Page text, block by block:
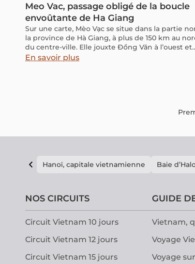
Meo Vac, passage obligé de la boucle
envoûtante de Ha Giang
Sur une carte, Mèo Vạc se situe dans la partie
la province de Hà Giang, à plus de 150 km au
du centre-ville. Elle jouxte Đồng Văn à l’ouest et
partage une frontière avec la province de Cao
En savoir plus
Hanoï, capitale vietnamienne Baie
NOS CIRCUITS
Circuit Vietnam 10 jours
Circuit Vietnam 12 jours
Circuit Vietnam 15 jours
GUIDE
Vietnam,
Voyage
Voyage